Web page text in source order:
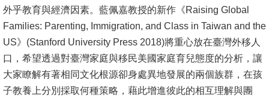
外乎教育與經濟因素。藍佩嘉教授的新作《Raising Global
Families: Parenting, Immigration, and Class in Taiwan and the
US》(Stanford University Press 2018)將重心放在臺灣外移人
口，希望透過對臺灣家庭與移民美國家庭育兒態度的分析，讓
大家瞭解有著相同文化根源卻身處異地發展的兩個族群，在孩
子教養上分別採取何種策略，藉此增進彼此的相互理解與團